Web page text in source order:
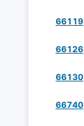
66119
66126
66130
66740